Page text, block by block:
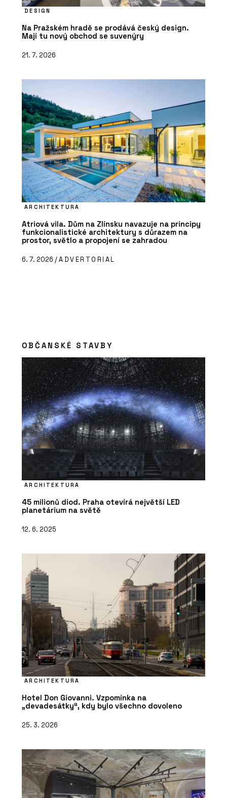
DESIGN
Na Pražském hradě se prodává český design.
Mají tu nový obchod se suvenýry
21. 7. 2026
ARCHITEKTURA
Atriová vila. Dům na Zlínsku navazuje na principy
funkcionalistické architektury s důrazem na
prostor, světlo a propojení se zahradou
6. 7. 2026 /ADVERTORIAL
OBČANSKÉ STAVBY
ARCHITEKTURA
45 milionů diod. Praha otevírá největší LED
planetárium na světě
12. 6. 2025
ARCHITEKTURA
Hotel Don Giovanni. Vzpomínka na
„devadesátky“, kdy bylo všechno dovoleno
25. 3. 2026